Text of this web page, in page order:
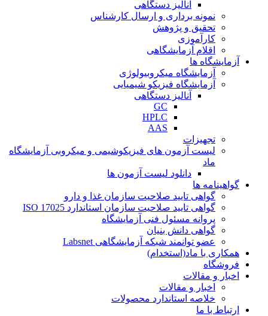
آنالیز دستگاهی
نمونه برداری و ارسال کارشناس
تحقیق و پژوهش
کارآموزی
اقلام آزمایشگاهی
آزمایشگاه ها
آزمایشگاه میکروبیولوژی
آزمایشگاه فیزیکو شیمیایی
آنالیز دستگاهی
GC
HPLC
AAS
تجهیزات
لیست آزمون های فیزیکوشیمی و میکروبی آزمایشگاه
ماد
دانلود لیست آزمون ها
گواهینامه ها
گواهی تایید صلاحیت سازمان غذا و دارو
گواهی تایید صلاحیت سازمان استاندارد ISO 17025
پروانه مسئول فنی آزمایشگاه
گواهی دانش بنیان
عضو توانمند شبکه آزمایشگاهی Labsnet
همکاری با ماد(استخدام)
فروشگاه
اخبار و مقالات
اخبار و مقالات
خلاصه استاندارد محصولات
ارتباط با ما